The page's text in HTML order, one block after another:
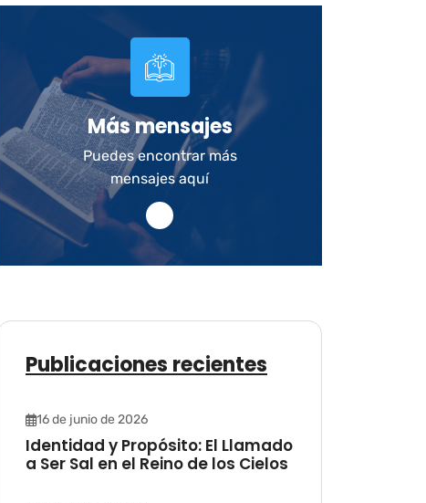
Más mensajes
Puedes encontrar más
mensajes aquí
Publicaciones recientes
16 de junio de 2026
Identidad y Propósito: El Llamado
a Ser Sal en el Reino de los Cielos